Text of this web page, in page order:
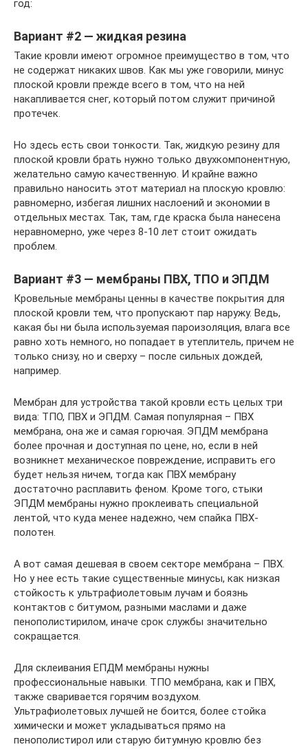
год:
Вариант #2 — жидкая резина
Такие кровли имеют огромное преимущество в том, что
не содержат никаких швов. Как мы уже говорили, минус
плоской кровли прежде всего в том, что на ней
накапливается снег, который потом служит причиной
протечек.
Но здесь есть свои тонкости. Так, жидкую резину для
плоской кровли брать нужно только двухкомпонентную,
желательно самую качественную. И крайне важно
правильно наносить этот материал на плоскую кровлю:
равномерно, избегая лишних наслоений и экономии в
отдельных местах. Так, там, где краска была нанесена
неравномерно, уже через 8-10 лет стоит ожидать
проблем.
Вариант #3 — мембраны ПВХ, ТПО и ЭПДМ
Кровельные мембраны ценны в качестве покрытия для
плоской кровли тем, что пропускают пар наружу. Ведь,
какая бы ни была используемая пароизоляция, влага все
равно хоть немного, но попадает в утеплитель, причем не
только снизу, но и сверху – после сильных дождей,
например.
Мембран для устройства такой кровли есть целых три
вида: ТПО, ПВХ и ЭПДМ. Самая популярная – ПВХ
мембрана, она же и самая горючая. ЭПДМ мембрана
более прочная и доступная по цене, но, если в ней
возникнет механическое повреждение, исправить его
будет нельзя ничем, тогда как ПВХ мембрану
достаточно расплавить феном. Кроме того, стыки
ЭПДМ мембраны нужно проклеивать специальной
лентой, что куда менее надежно, чем спайка ПВХ-
полотен.
А вот самая дешевая в своем секторе мембрана – ПВХ.
Но у нее есть такие существенные минусы, как низкая
стойкость к ультрафиолетовым лучам и боязнь
контактов с битумом, разными маслами и даже
пенополистирилом, иначе срок службы значительно
сокращается.
Для склеивания ЕПДМ мембраны нужны
профессиональные навыки. ТПО мембрана, как и ПВХ,
также сваривается горячим воздухом.
Ультрафиолетовых лучшей не боится, более стойка
химически и может укладываться прямо на
пенополистирол или старую битумную кровлю без